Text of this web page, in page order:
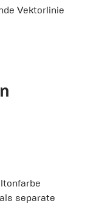
Vektorlinie
separate